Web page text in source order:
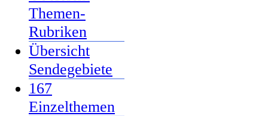
Themen-
Rubriken
Übersicht
Sendegebiete
167
Einzelthemen